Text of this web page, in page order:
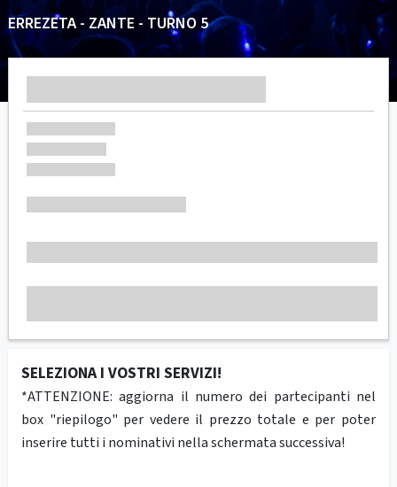
ERREZETA - ZANTE - TURNO 5
SELEZIONA I VOSTRI SERVIZI!
*ATTENZIONE: aggiorna il numero dei partecipanti nel
box "riepilogo" per vedere il prezzo totale e per poter
inserire tutti i nominativi nella schermata successiva!